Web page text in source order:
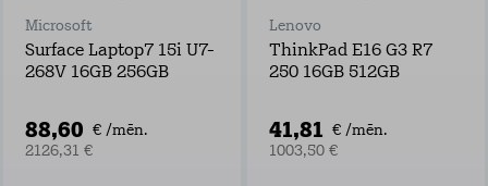
Microsoft
Surface Laptop7 15i U7-
268V 16GB 256GB
88,60 € /mēn.
2126,31 €
Lenovo
ThinkPad E16 G3 R7
250 16GB 512GB
41,81 € /mēn.
1003,50 €